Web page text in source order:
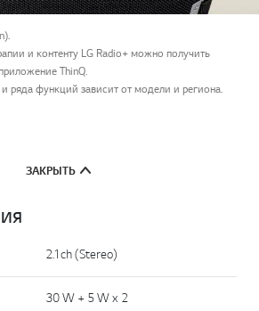
и контенту LG Radio+ можно получить
ThinQ.
и ряда функций зависит от модели и региона.
ЗАКРЫТЬ
2.1ch (Stereo)
30 W + 5 W x 2